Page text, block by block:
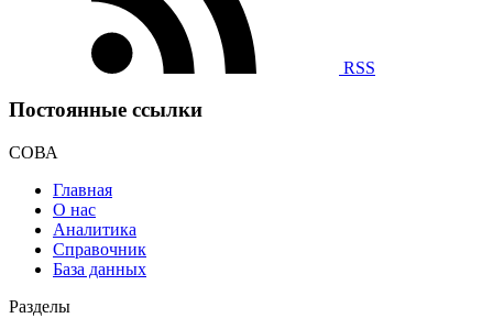
RSS
Постоянные ссылки
СОВА
Главная
О нас
Аналитика
Справочник
База данных
Разделы